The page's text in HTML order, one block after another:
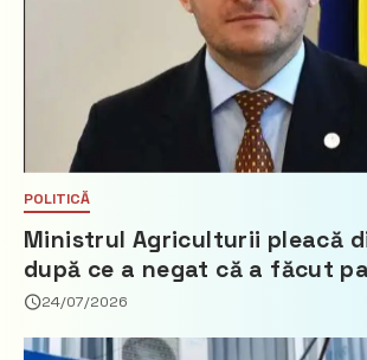
POLITICĂ
Ministrul Agriculturii pleacă
după ce a negat că a făcut
Partidul Democrat
24/07/2026